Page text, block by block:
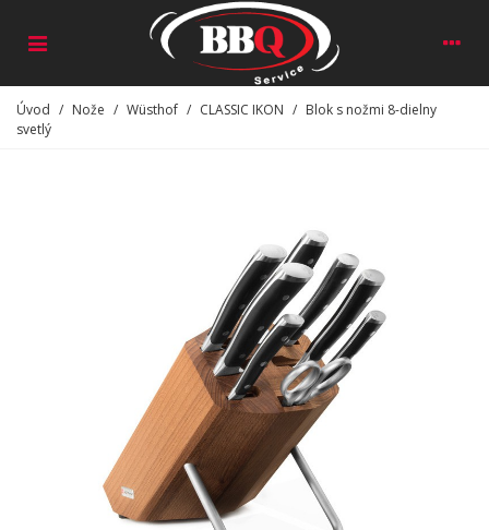
Úvod / Nože / Wüsthof / CLASSIC IKON / Blok s nožmi 8-dielny
svetlý